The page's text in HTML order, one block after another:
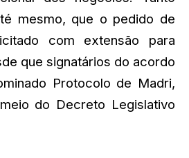
mesmo, que o pedido de
com extensão para
que signatários do acordo
Protocolo de Madri,
do Decreto Legislativo